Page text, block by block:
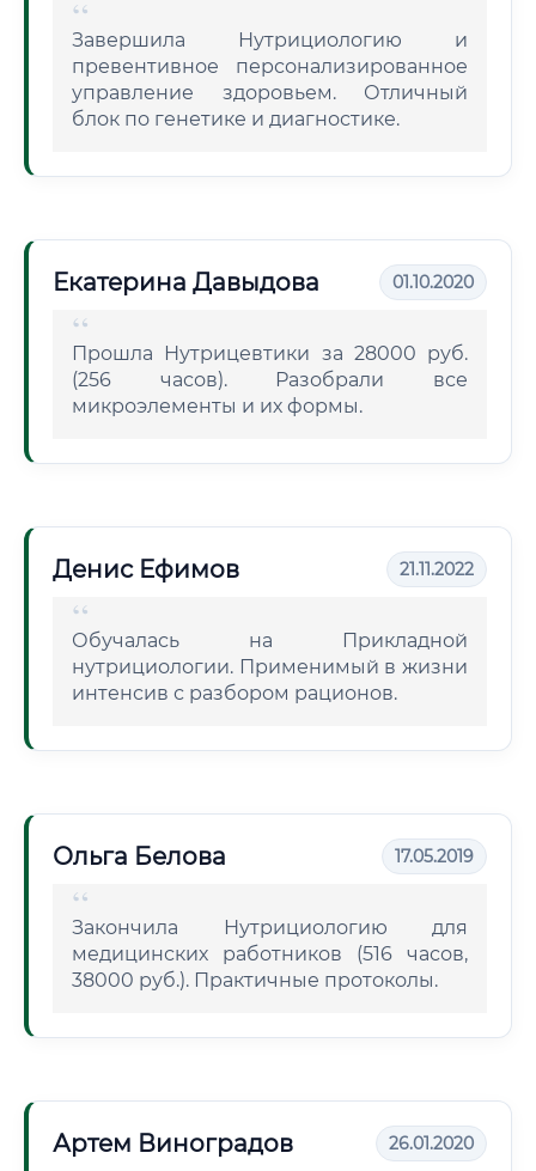
Завершила Нутрициологию и
превентивное персонализированное
управление здоровьем. Отличный
блок по генетике и диагностике.
Екатерина Давыдова 01.10.2020
Прошла Нутрицевтики за 28000 руб.
(256 часов). Разобрали все
микроэлементы и их формы.
Денис Ефимов 21.11.2022
Обучалась на Прикладной
нутрициологии. Применимый в жизни
интенсив с разбором рационов.
Ольга Белова 17.05.2019
Закончила Нутрициологию для
медицинских работников (516 часов,
38000 руб.). Практичные протоколы.
Артем Виноградов 26.01.2020